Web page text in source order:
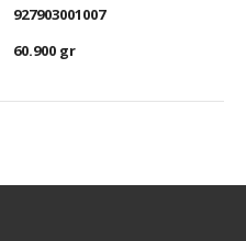
927903001007
60.900 gr